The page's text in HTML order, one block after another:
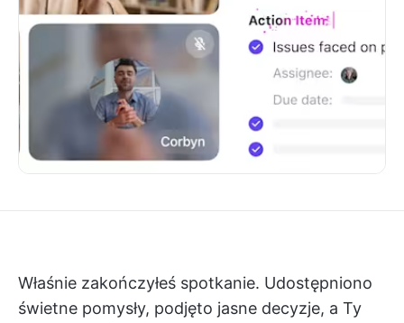
Właśnie zakończyłeś spotkanie. Udostępniono
świetne pomysły, podjęto jasne decyzje, a Ty